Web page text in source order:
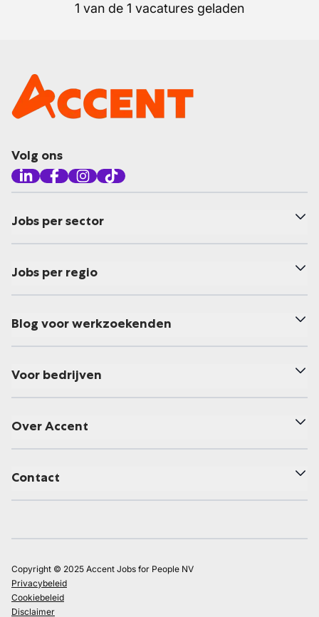
1 van de 1 vacatures geladen
Volg ons
Jobs per sector
Jobs per regio
Blog voor werkzoekenden
Voor bedrijven
Over Accent
Contact
Copyright © 2025 Accent Jobs for People NV
Privacybeleid
Cookiebeleid
Disclaimer